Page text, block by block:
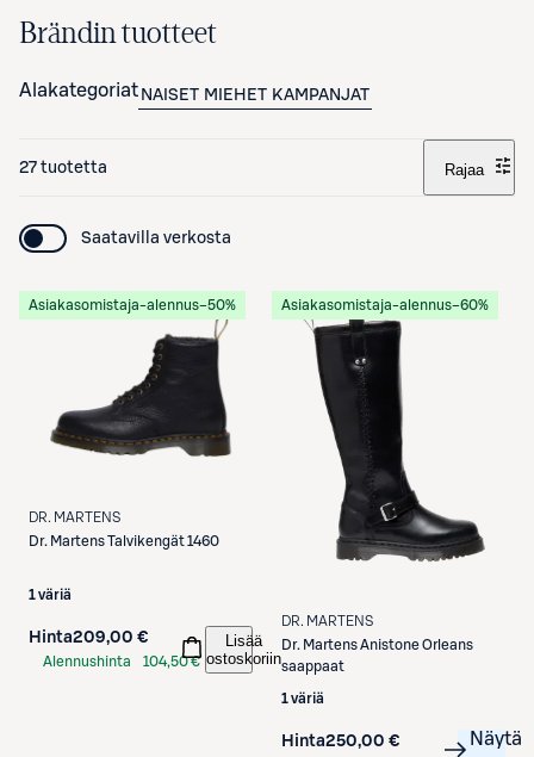
Brändin tuotteet
Alakategoriat NAISET MIEHET KAMPANJAT
27 tuotetta Rajaa
Saatavilla verkosta
Asiakasomistaja-alennus−50%
DR. MARTENS
Dr. MartensTalvikengät 1460
1 väriä
Hinta209,00 €
Alennushinta
104,50 €
Lisää
ostoskoriin
Asiakasomistaja-alennus−60%
DR. MARTENS
Dr. MartensAnistone Orleans
saappaat
1 väriä
Hinta250,00 €
Näytä